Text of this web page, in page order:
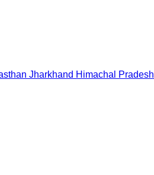
Jharkhand Himachal Pradesh